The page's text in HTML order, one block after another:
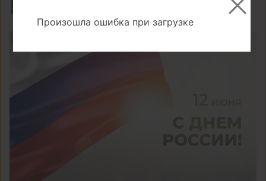
Произошла ошибка при загрузке